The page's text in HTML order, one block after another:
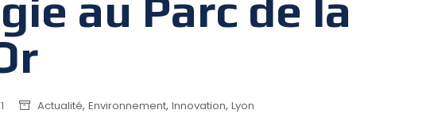
Actualité, Environnement, Innovation, Lyon